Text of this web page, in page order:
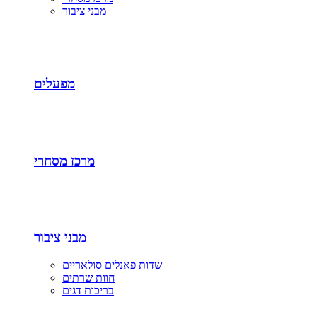
מבני ציבור
מפעלים
מרכז מסחרי
מבני ציבור
שדות פאנלים סולאריים
חוות שרתים
בריכות דגים